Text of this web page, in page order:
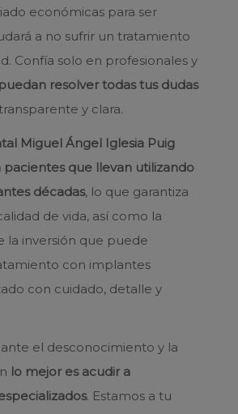
económicas para ser
a no sufrir un tratamiento
Confía solo en profesionales y
resolver todas tus dudas
y clara.
Miguel Ángel Iglesia Puig
que llevan utilizando
décadas, lo que garantiza
de vida, así como la
la inversión que puede
con implantes
con cuidado, detalle y
el desconocimiento y la
lo mejor es acudir a
. Estamos a tu